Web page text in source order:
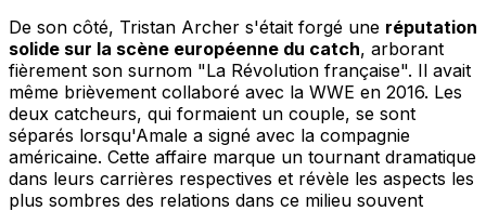
De son côté, Tristan Archer s'était forgé une réputation
solide sur la scène européenne du catch, arborant
fièrement son surnom "La Révolution française". Il avait
même brièvement collaboré avec la WWE en 2016. Les
deux catcheurs, qui formaient un couple, se sont
séparés lorsqu'Amale a signé avec la compagnie
américaine. Cette affaire marque un tournant dramatique
dans leurs carrières respectives et révèle les aspects les
plus sombres des relations dans ce milieu souvent